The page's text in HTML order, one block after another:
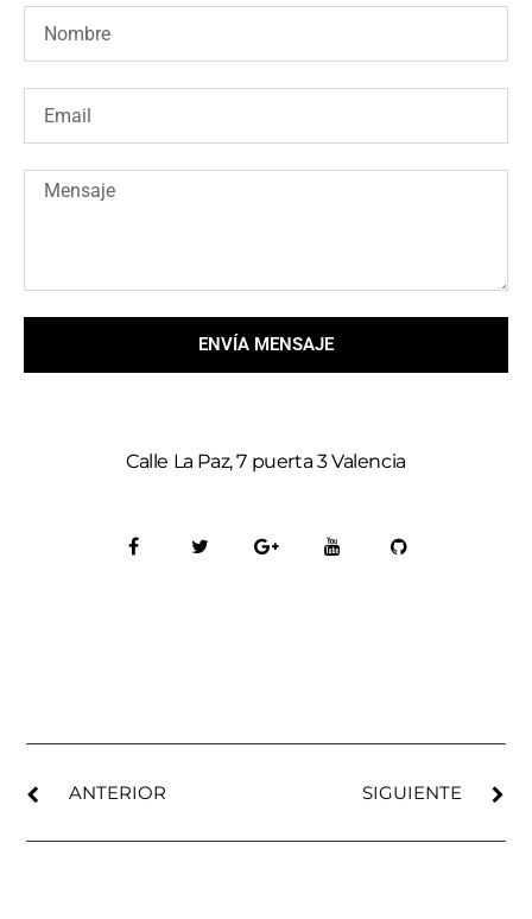
ENVÍA MENSAJE
Calle La Paz, 7 puerta 3 Valencia
ANTERIOR SIGUIENTE